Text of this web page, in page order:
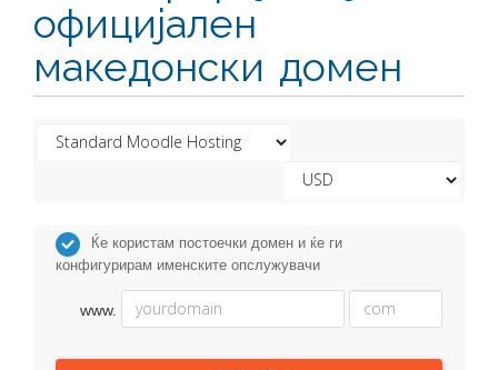
официјален
македонски домен
Ќе користам постоечки домен и ќе ги
конфигурирам именските опслужувачи
www.